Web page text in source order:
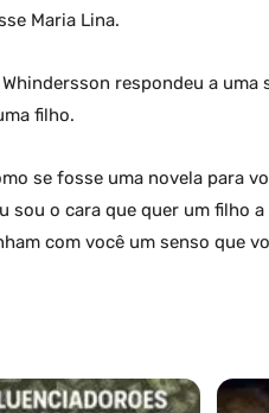
Maria Lina.
respondeu a uma
filho.
se fosse uma novela para
sou o cara que quer um filho
com você um senso que